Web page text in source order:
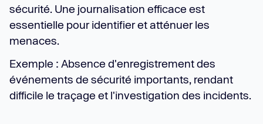
sécurité. Une journalisation efficace est
essentielle pour identifier et atténuer les
menaces.
Exemple : Absence d'enregistrement des
événements de sécurité importants, rendant
difficile le traçage et l'investigation des incidents.